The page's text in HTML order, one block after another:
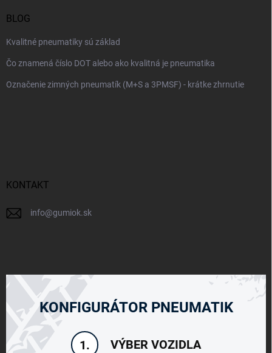
BLOG
Kvalitné pneumatiky sú základ
Čo znamená číslo DOT alebo ako kvalitná je pneumatika
Označenie zimných pneumatík (M+S a 3PMSF) - krátke zhrnutie
KONTAKT
info@gumiok.sk
KONFIGURÁTOR PNEUMATIK
1. VÝBER VOZIDLA